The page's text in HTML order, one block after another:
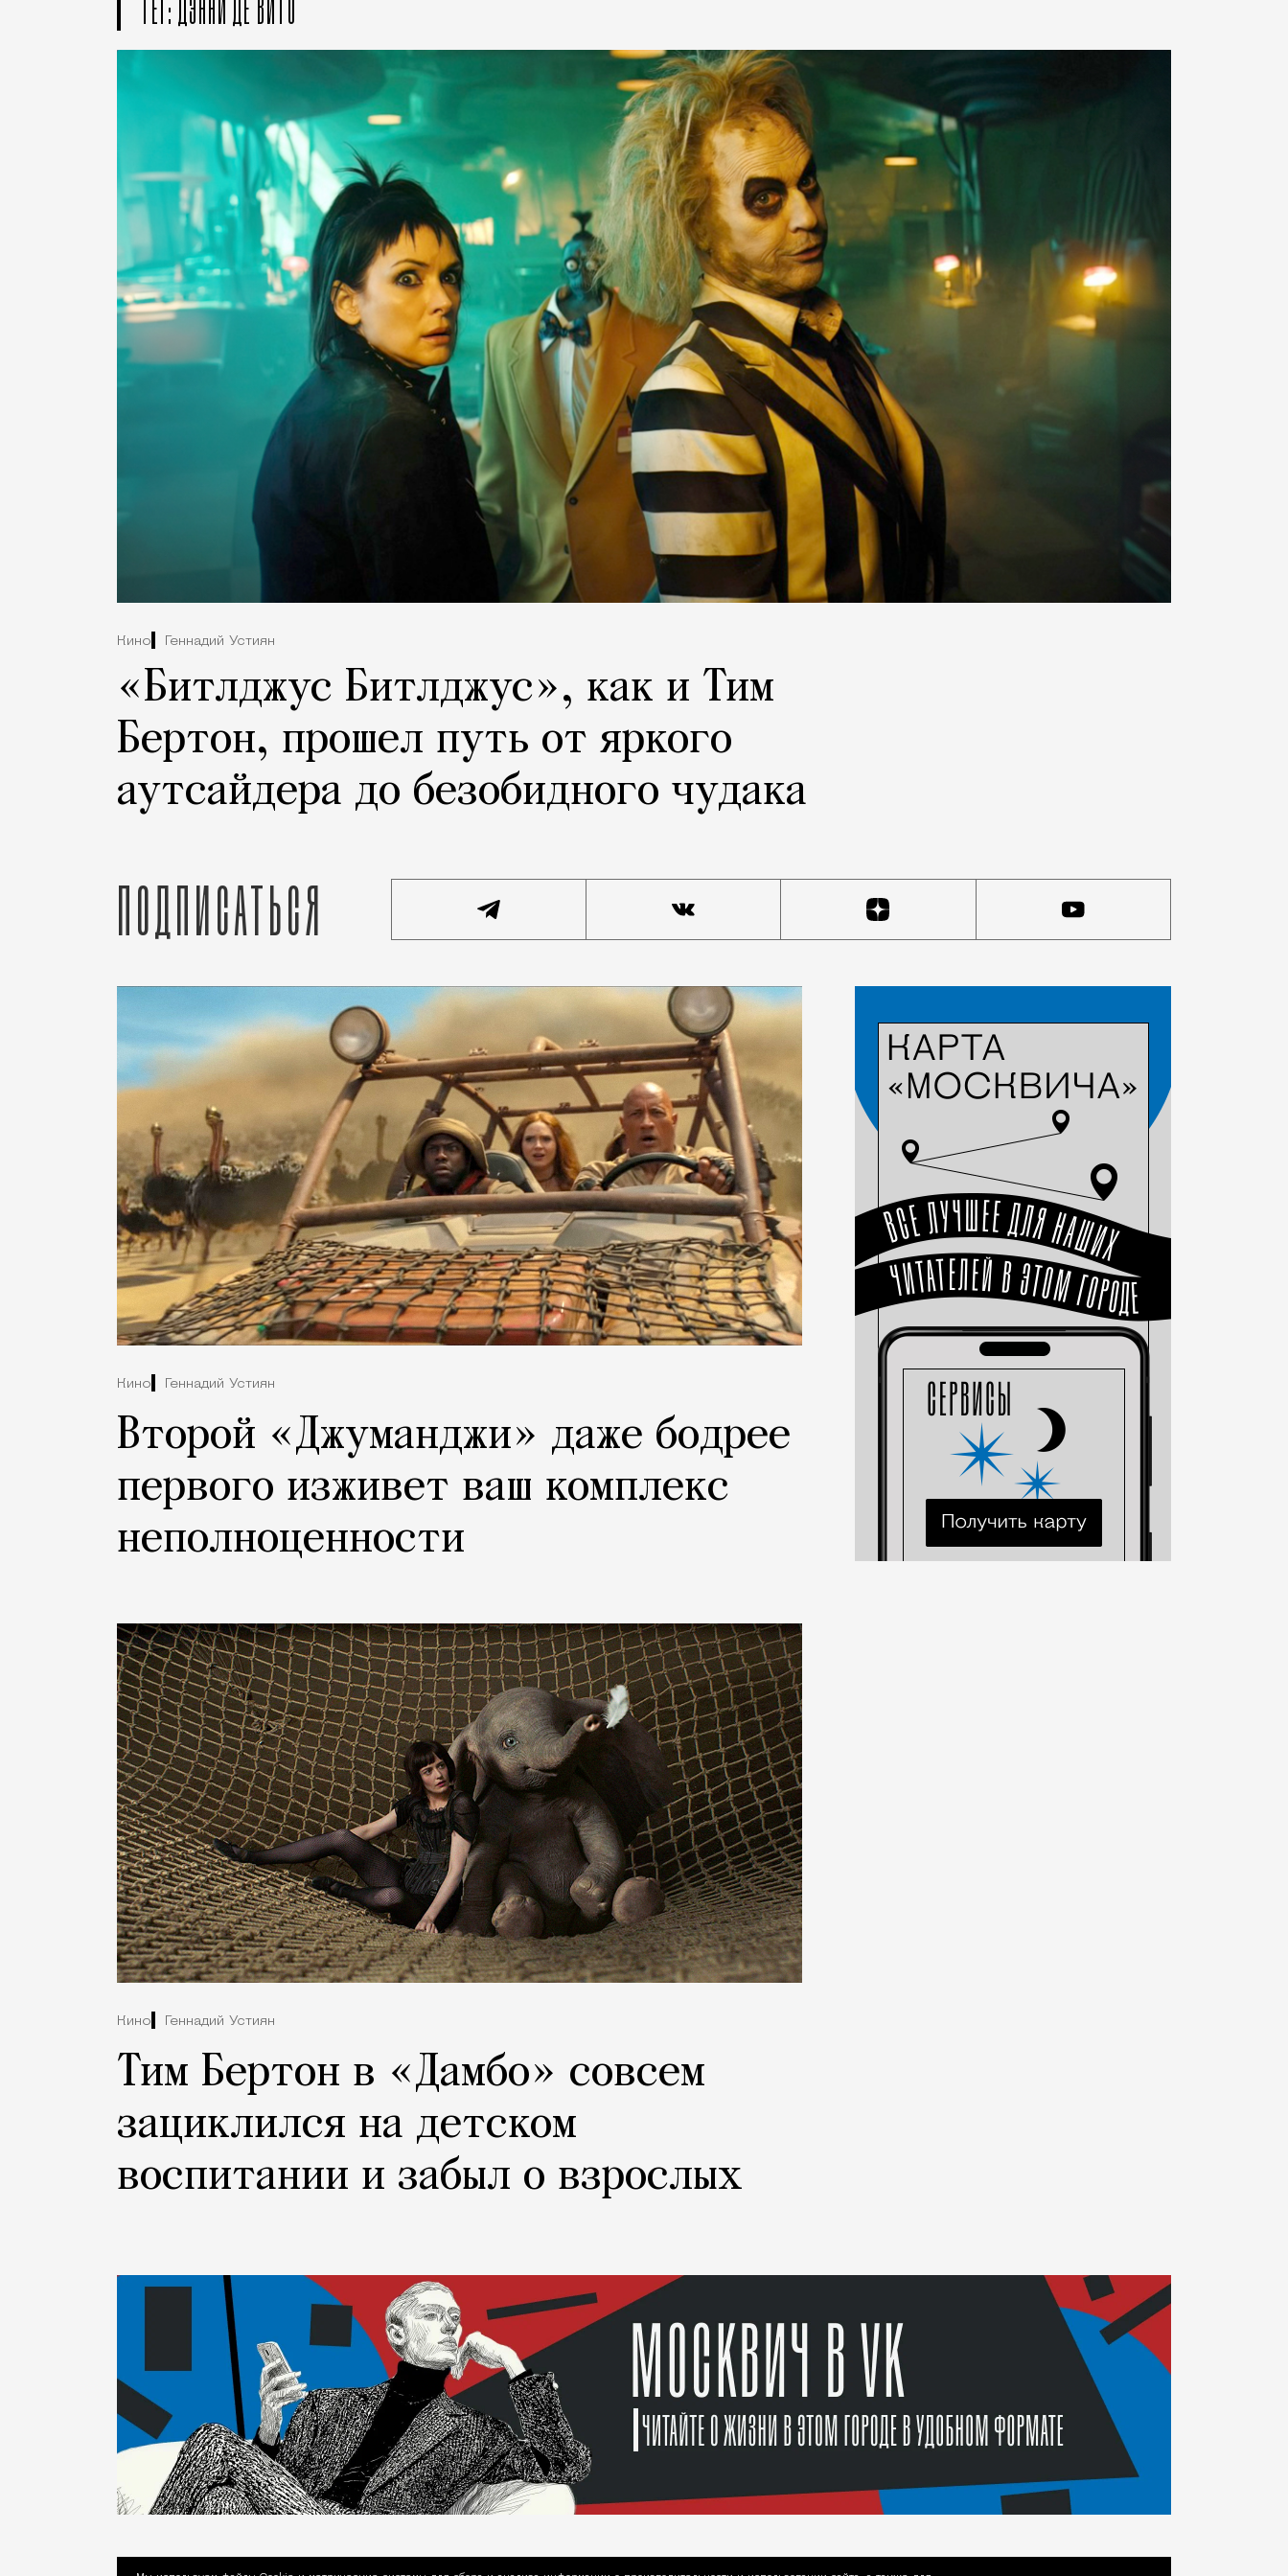
Кино Геннадий Устиян
«Битлджус Битлджус», как и Тим
Бертон, прошел путь от яркого
аутсайдера до безобидного чудака
Подписаться
Кино Геннадий Устиян
Второй «Джуманджи» даже бодрее
первого изживет ваш комплекс
неполноценности
Кино Геннадий Устиян
Тим Бертон в «Дамбо» совсем
зациклился на детском
воспитании и забыл о взрослых